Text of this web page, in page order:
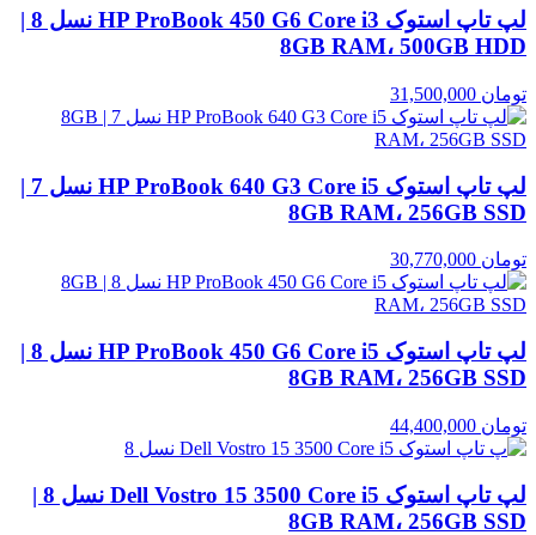
لپ تاپ استوک HP ProBook 450 G6 Core i3 نسل 8 |
8GB RAM، 500GB HDD
تومان
لپ تاپ استوک HP ProBook 640 G3 Core i5 نسل 7 |
8GB RAM، 256GB SSD
تومان
لپ تاپ استوک HP ProBook 450 G6 Core i5 نسل 8 |
8GB RAM، 256GB SSD
تومان
لپ تاپ استوک Dell Vostro 15 3500 Core i5 نسل 8 |
8GB RAM، 256GB SSD